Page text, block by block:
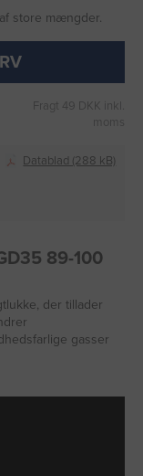
store mængder.
Fragt 49 DKK inkl.
moms
Datablad (288 kB)
89-100
der tillader
gasser